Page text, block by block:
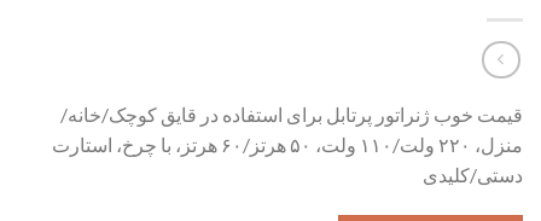
قیمت خوب ژنراتور پرتابل برای استفاده در قایق کوچک/خانه/
منزل، ۲۲۰ ولت/۱۱۰ ولت، ۵۰ هرتز/۶۰ هرتز، با چرخ، استارت
دستی/کلیدی